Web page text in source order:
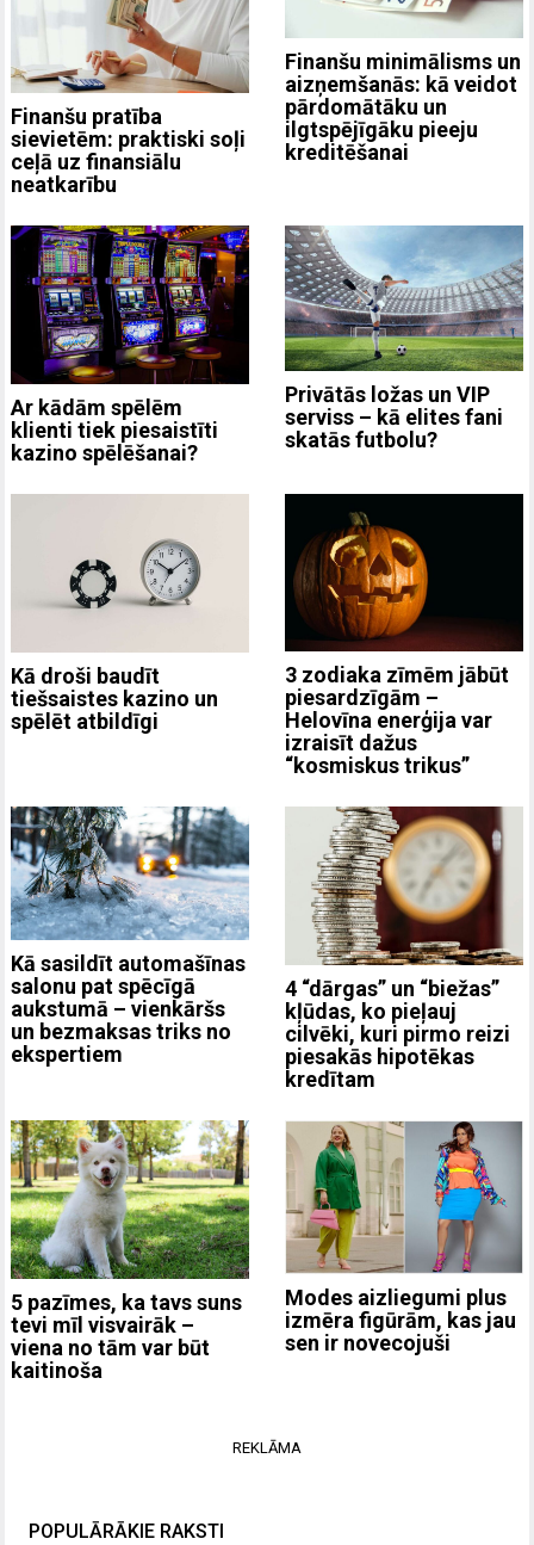
Finanšu pratība
sievietēm: praktiski soļi
ceļā uz finansiālu
neatkarību
Finanšu minimālisms un
aizņemšanās: kā veidot
pārdomātāku un
ilgtspējīgāku pieeju
kreditēšanai
Ar kādām spēlēm
klienti tiek piesaistīti
kazino spēlēšanai?
Privātās ložas un VIP
serviss – kā elites fani
skatās futbolu?
Kā droši baudīt
tiešsaistes kazino un
spēlēt atbildīgi
3 zodiaka zīmēm jābūt
piesardzīgām –
Helovīna enerģija var
izraisīt dažus
“kosmiskus trikus”
Kā sasildīt automašīnas
salonu pat spēcīgā
aukstumā – vienkāršs
un bezmaksas triks no
ekspertiem
4 “dārgas” un “biežas”
kļūdas, ko pieļauj
cilvēki, kuri pirmo reizi
piesakās hipotēkas
kredītam
5 pazīmes, ka tavs suns
tevi mīl visvairāk –
viena no tām var būt
kaitinoša
Modes aizliegumi plus
izmēra figūrām, kas jau
sen ir novecojuši
REKLĀMA
POPULĀRĀKIE RAKSTI